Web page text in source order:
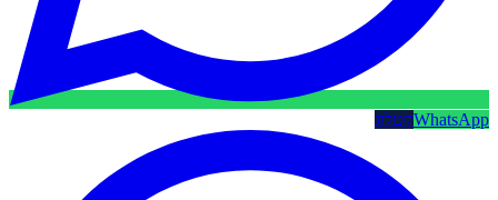
WhatsAppקטלוג